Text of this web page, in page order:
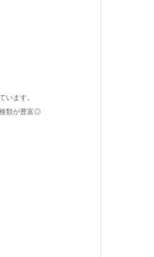
います。
類が豊富◎